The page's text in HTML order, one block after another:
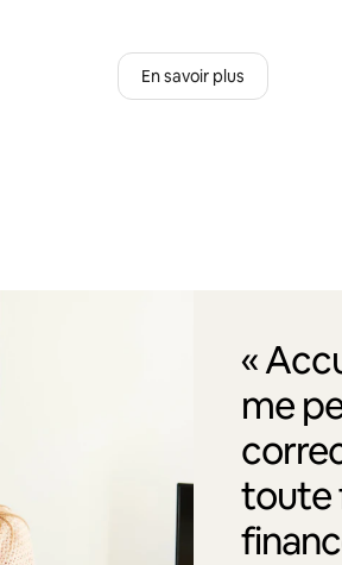
En savoir plus
«
me
toute